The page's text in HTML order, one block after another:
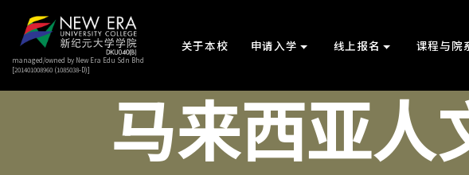
managed/owned by New Era Edu Sdn Bhd
[201401008960 (1085038-D)]
关于本校 申请入学 线上报名 课程与院
马来西亚人